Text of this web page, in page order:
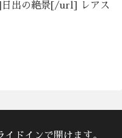
日出の絶景[/url] レアス
ドインで開けます。